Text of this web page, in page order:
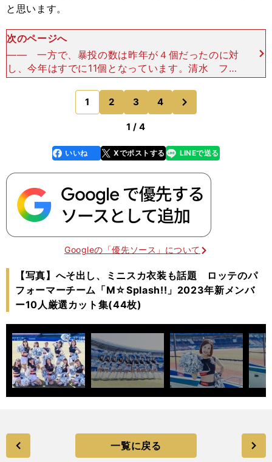
と思います。
次のページへ
―― 一方で、暴投の数は昨年が４個だったのに対
し、今年はすでに11個となっています。清水 フォ
ークが引っかかってくると同じ落ち方をしないです
から、キャッチャーとしては反応しづらい。特に
佐々木のフォーク
1 2 3 4
のページへ
1 / 4
faceboo
k
いいね Xでポストする
line LINEで送る
Googleの「優先ソース」について
【写真】へそ出し、ミニスカ衣装も話題 ロッテのパ
フォーマーチーム「M☆Splash!!」2023年新メンバ
ー10人厳選カット集(44枚)
一覧に戻る